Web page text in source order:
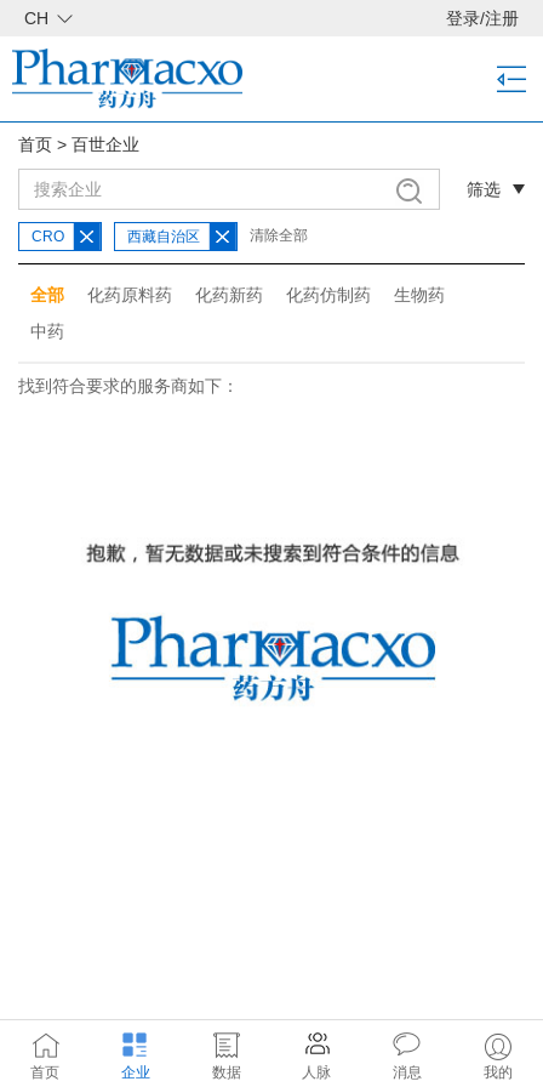
CH 登录/注册
首页 > 百世企业
筛选
CRO 西藏自治区 清除全部
全部 化药原料药 化药新药 化药仿制药
生物药
中药
找到符合要求的服务商如下：
首页 企业 数据 人脉 消息 我的